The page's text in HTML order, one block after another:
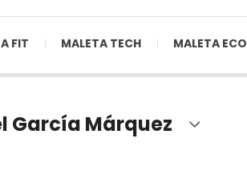
FIT MALETA TECH MALETA ECO
García Márquez